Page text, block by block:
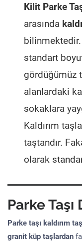
Kilit Parke
arasında
standart
gördüğümüz
alanlardaki
sokaklara
Kaldırım
taştandır.
olarak
Parke Taşı
Parke taşı kaldırım
granit küp taşlardan